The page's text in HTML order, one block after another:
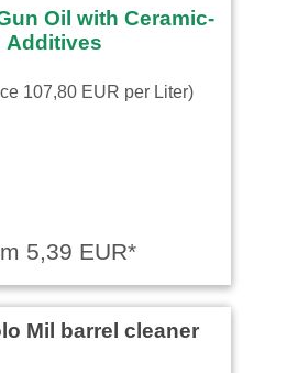
107,80 EUR per Liter)
5,39 EUR*
Mil barrel cleaner